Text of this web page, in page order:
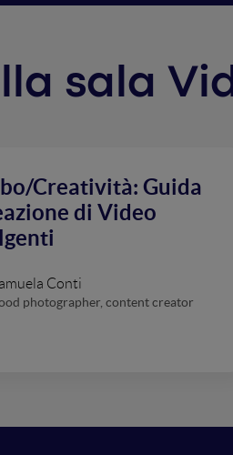
sala
Creatività: Guida
di Video
Conti
photographer, content creator